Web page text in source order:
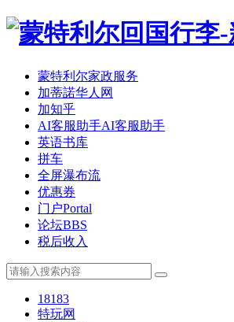
蒙特利尔家政服务
加蒂諾华人网
加知乎
AI客服助手AI客服助手
英语书库
拼车
全屏瀑布流
优惠券
门户Portal
论坛BBS
税后收入
18183
特玩网